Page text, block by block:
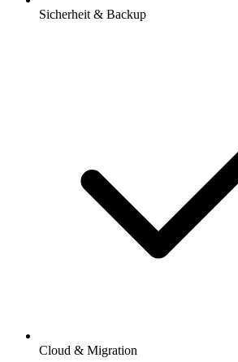
Sicherheit & Backup
Cloud & Migration